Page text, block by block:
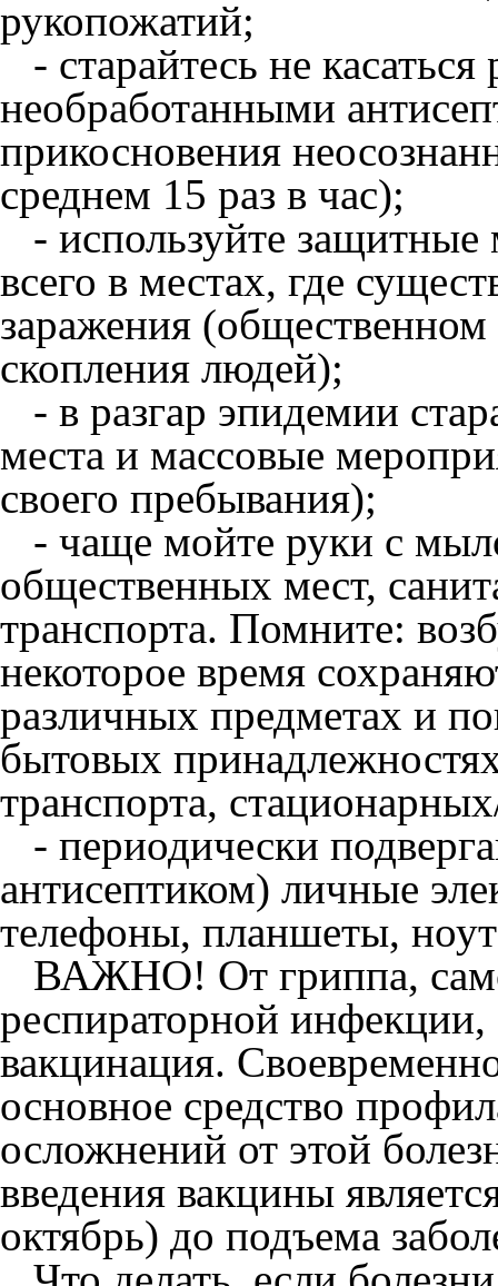
рукопожатий;
- старайтесь не
необработанными
прикосновения
среднем 15 раз в час);
- используйте
всего в местах, где
заражения
скопления людей);
- в разгар эпидемии
места и массовые
своего пребывания);
- чаще мойте руки с
общественных мест,
транспорта. Помните:
некоторое время
различных предметах и
бытовых
транспорта,
- периодически
антисептиком) личные
телефоны, планшеты,
ВАЖНО! От гриппа,
респираторной инфекции,
вакцинация.
основное средство
осложнений от этой
введения вакцины
октябрь) до подъема